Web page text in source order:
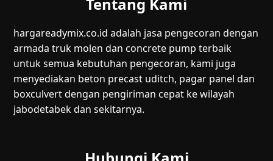
hargareadymix.co.id adalah jasa pengecoran dengan
armada truk molen dan concrete pump terbaik
untuk semua kebutuhan pengecoran, kami juga
menyediakan beton precast uditch, pagar panel dan
boxculvert dengan pengiriman cepat ke wilayah
jabodetabek dan sekitarnya.